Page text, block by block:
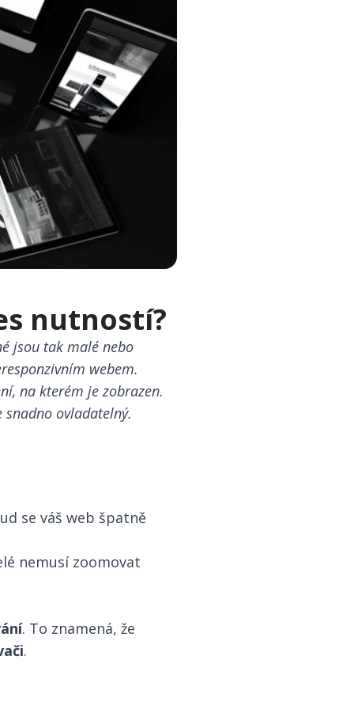
nutností?
jsou tak malé nebo
webem.
na kterém je zobrazen.
ovladatelný.
se váš web špatně
nemusí zoomovat
. To znamená, že
.